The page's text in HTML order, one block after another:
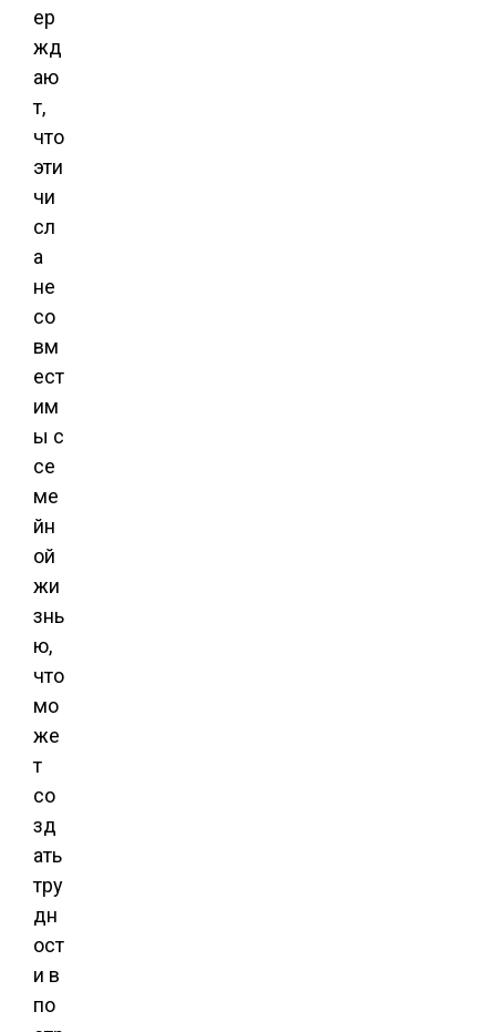
ер
жд
аю
т,
что
эти
чи
сл
а
не
со
вм
ест
им
ы с
се
ме
йн
ой
жи
знь
ю,
что
мо
же
т
со
зд
ать
тру
дн
ост
и в
по